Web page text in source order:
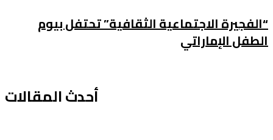
الاجتماعية الثقافية” تحتفل بيوم
الإماراتي
أحدث المقالات